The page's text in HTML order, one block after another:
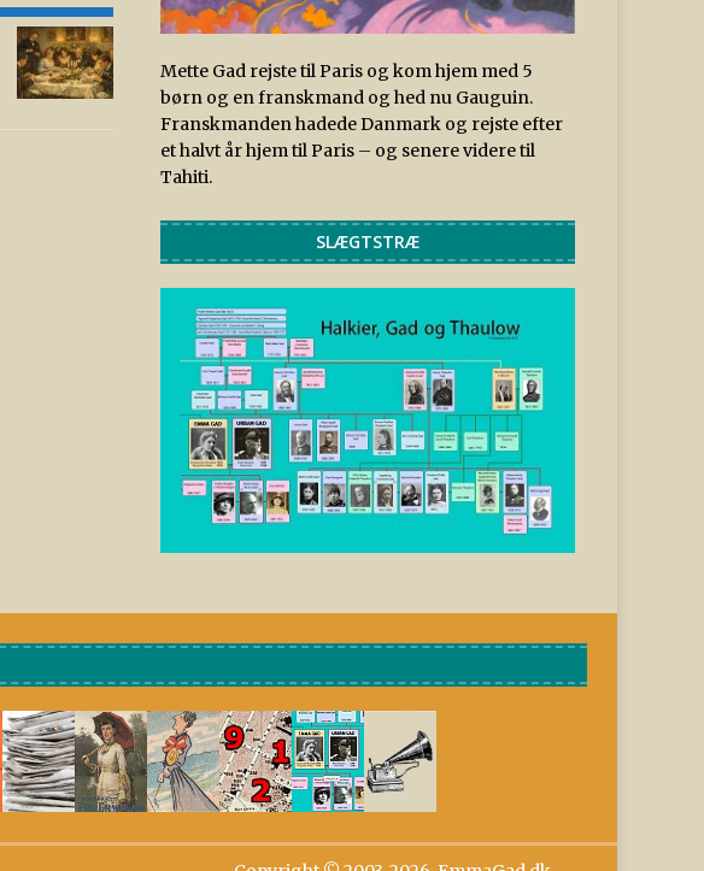
Mette Gad rejste til Paris og kom hjem med 5
børn og en franskmand og hed nu Gauguin.
Franskmanden hadede Danmark og rejste efter
et halvt år hjem til Paris – og senere videre til
Tahiti.
SLÆGTSTRÆ